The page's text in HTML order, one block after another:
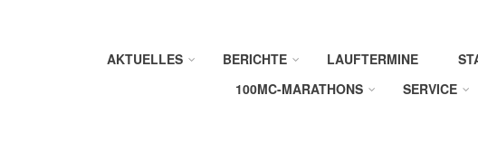
AKTUELLES BERICHTE LAUFTERMINE
100MC-MARATHONS
SERVICE